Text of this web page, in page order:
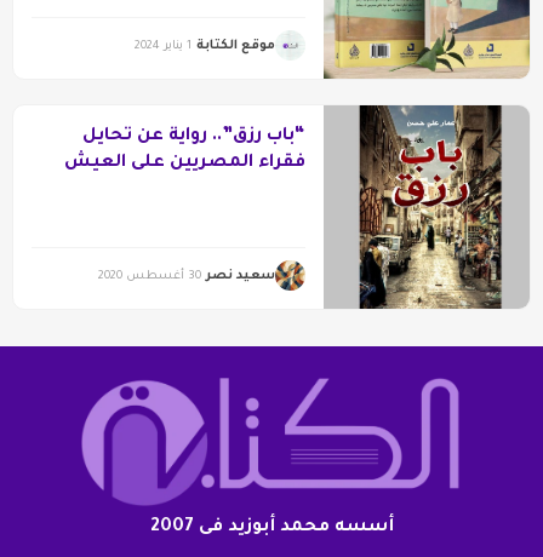
موقع الكتابة 1 يناير 2024
“باب رزق”.. رواية عن تحايل
فقراء المصريين على العيش
سعيد نصر 30 أغسطس 2020
أسسه محمد أبوزيد فى 2007